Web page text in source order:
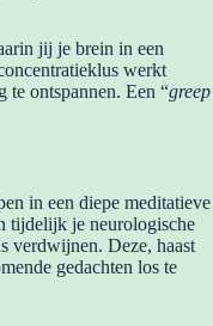
jij je brein in een
werkt
te ontspannen. Een “greep
in een diepe meditatieve
tijdelijk je neurologische
verdwijnen. Deze, haast
gedachten los te